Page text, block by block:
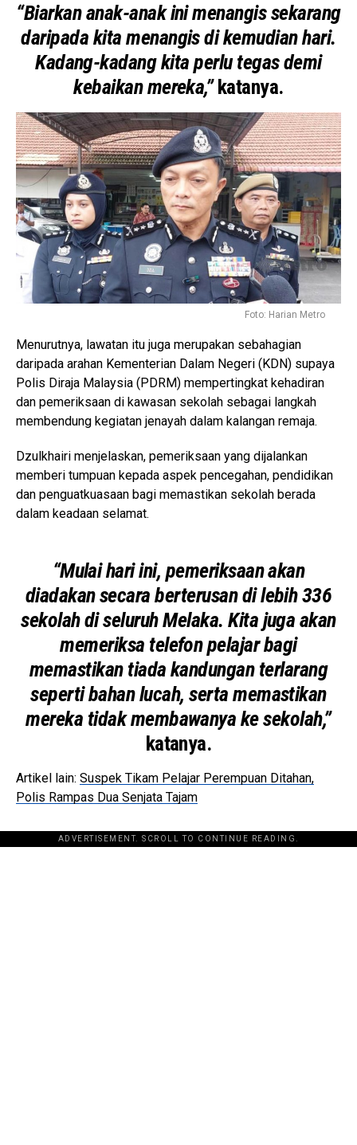
“Biarkan anak-anak ini menangis sekarang
daripada kita menangis di kemudian hari.
Kadang-kadang kita perlu tegas demi
kebaikan mereka,”katanya.
Foto: Harian Metro
Menurutnya, lawatan itu juga merupakan sebahagian
daripada arahan Kementerian Dalam Negeri (KDN) supaya
Polis Diraja Malaysia (PDRM) mempertingkat kehadiran
dan pemeriksaan di kawasan sekolah sebagai langkah
membendung kegiatan jenayah dalam kalangan remaja.
Dzulkhairi menjelaskan, pemeriksaan yang dijalankan
memberi tumpuan kepada aspek pencegahan, pendidikan
dan penguatkuasaan bagi memastikan sekolah berada
dalam keadaan selamat.
“Mulai hari ini, pemeriksaan akan
diadakan secara berterusan di lebih 336
sekolah di seluruh Melaka. Kita juga akan
memeriksa telefon pelajar bagi
memastikan tiada kandungan terlarang
seperti bahan lucah, serta memastikan
mereka tidak membawanya ke sekolah,”
katanya.
Artikel lain: Suspek Tikam Pelajar Perempuan Ditahan,
Polis Rampas Dua Senjata Tajam
ADVERTISEMENT. SCROLL TO CONTINUE READING.